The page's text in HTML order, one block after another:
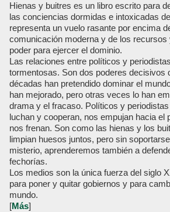
Hienas y buitres es un libro escrito para
las conciencias dormidas e intoxicadas
representa un vuelo rasante por encima
comunicación moderna y de los recursos
poder para ejercer el dominio.
Las relaciones entre políticos y
tormentosas. Son dos poderes decisivos
décadas han pretendido dominar el
han mejorado, pero otras veces lo han
drama y el fracaso. Políticos y
luchan y cooperan, nos empujan hacia el
nos frenan. Son como las hienas y los
limpian huesos juntos, pero sin
misterio, aprenderemos también a
fechorías.
Los medios son la única fuerza del siglo
para poner y quitar gobiernos y para
mundo.
[Más]